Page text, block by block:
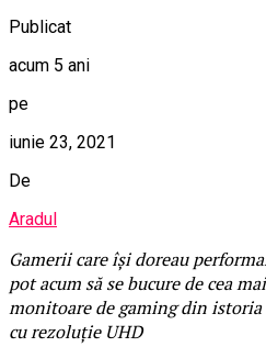
Publicat
acum 5 ani
pe
iunie 23, 2021
De
Aradul
Gamerii care își doreau
pot acum să se bucure de cea
monitoare de gaming din
cu rezoluție UHD